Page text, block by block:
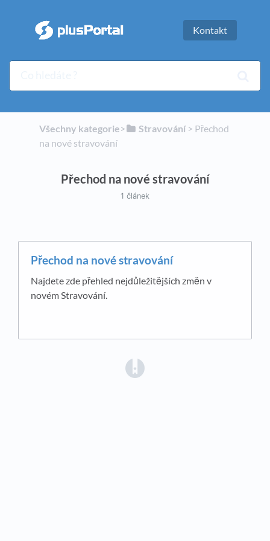
Kontakt
Všechny kategorie​>​ ​Stravování​ > ​ ​Přechod
na nové stravování
Přechod na nové stravování
1 článek
Přechod na nové stravování
Najdete zde přehled nejdůležitějších změn v
novém Stravování.